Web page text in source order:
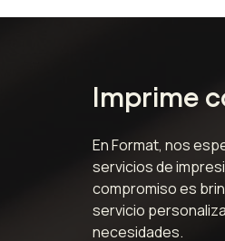
Imprime
En Format, nos
servicios de
compromiso es
servicio
necesidades.